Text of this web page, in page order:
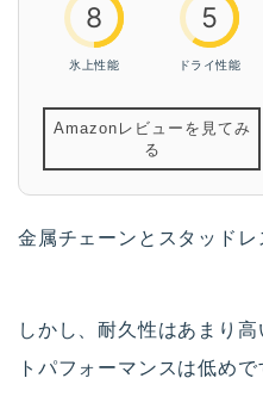
8
氷上性能
5
ドライ性能
Amazonレビューを見てみ
る
金属チェーンとスタッドレ
しかし、耐久性はあまり
トパフォーマンスは低めで